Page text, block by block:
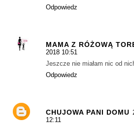
Odpowiedz
MAMA Z RÓŻOWĄ
2018 10:51
Jeszcze nie miałam nic od
Odpowiedz
CHUJOWA PANI DOMU
12:11